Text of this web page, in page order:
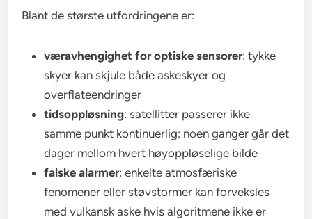
Blant de største utfordringene er:
væravhengighet for optiske sensorer: tykke
skyer kan skjule både askeskyer og
overflateendringer
tidsoppløsning: satellitter passerer ikke
samme punkt kontinuerlig: noen ganger går det
dager mellom hvert høyoppløselige bilde
falske alarmer: enkelte atmosfæriske
fenomener eller støvstormer kan forveksles
med vulkansk aske hvis algoritmene ikke er